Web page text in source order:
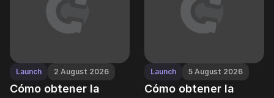
Launch 2 August 2026
Cómo obtener la
Launch 5 August 2026
Cómo obtener la